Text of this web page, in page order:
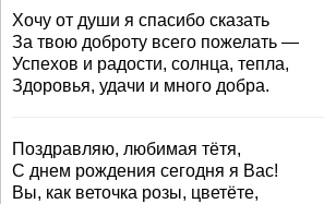
Хочу от души я спасибо сказать
За твою доброту всего пожелать —
Успехов и радости, солнца, тепла,
Здоровья, удачи и много добра.
Поздравляю, любимая тётя,
С днем рождения сегодня я Вас!
Вы, как веточка розы, цветёте,